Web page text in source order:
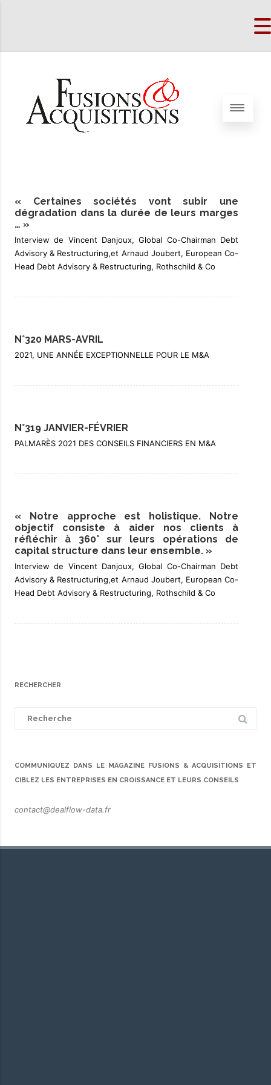
« Certaines sociétés vont subir une
dégradation dans la durée de leurs marges
… »
Interview de Vincent Danjoux, Global Co-Chairman Debt
Advisory & Restructuring,et Arnaud Joubert, European Co-
Head Debt Advisory & Restructuring, Rothschild & Co
N°320 MARS-AVRIL
2021, UNE ANNÉE EXCEPTIONNELLE POUR LE M&A
N°319 JANVIER-FÉVRIER
PALMARÈS 2021 DES CONSEILS FINANCIERS EN M&A
« Notre approche est holistique. Notre
objectif consiste à aider nos clients à
réfléchir à 360° sur leurs opérations de
capital structure dans leur ensemble. »
Interview de Vincent Danjoux, Global Co-Chairman Debt
Advisory & Restructuring,et Arnaud Joubert, European Co-
Head Debt Advisory & Restructuring, Rothschild & Co
RECHERCHER
COMMUNIQUEZ DANS LE MAGAZINE FUSIONS & ACQUISITIONS ET
CIBLEZ LES ENTREPRISES EN CROISSANCE ET LEURS CONSEILS
contact@dealflow-data.fr